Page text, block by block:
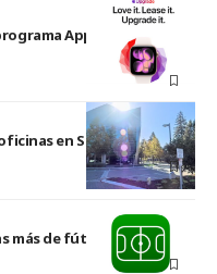
Apple Upgrade
en Sunnyvale
más de fútbol